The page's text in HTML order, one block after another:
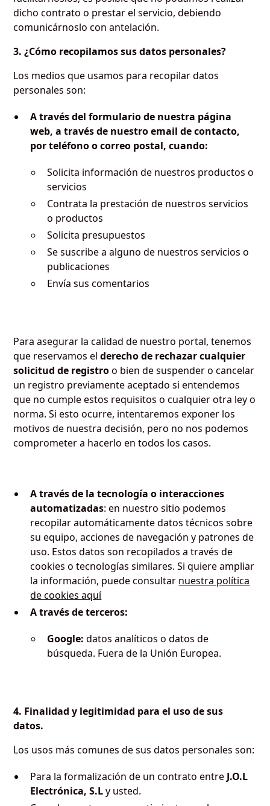
dicho contrato o prestar el servicio, debiendo
comunicárnoslo con antelación.
3. ¿Cómo recopilamos sus datos personales?
Los medios que usamos para recopilar datos
personales son:
A través del formulario de nuestra página
web, a través de nuestro email de contacto,
por teléfono o correo postal, cuando:
Solicita información de nuestros productos o
servicios
Contrata la prestación de nuestros servicios
o productos
Solicita presupuestos
Se suscribe a alguno de nuestros servicios o
publicaciones
Envía sus comentarios
Para asegurar la calidad de nuestro portal, tenemos
que reservamos elderecho de rechazar cualquier
solicitud de registroo bien de suspender o cancelar
un registro previamente aceptado si entendemos
que no cumple estos requisitos o cualquier otra ley o
norma. Si esto ocurre, intentaremos exponer los
motivos de nuestra decisión, pero no nos podemos
comprometer a hacerlo en todos los casos.
A través de la tecnología o interacciones
automatizadas: en nuestro sitio podemos
recopilar automáticamente datos técnicos sobre
su equipo, acciones de navegación y patrones de
uso. Estos datos son recopilados a través de
cookies o tecnologías similares. Si quiere ampliar
la información, puede consultar nuestra política
de cookies aquí
A través de terceros:
Google:datos analíticos o datos de
búsqueda. Fuera de la Unión Europea.
4. Finalidad y legitimidad para el uso de sus
datos.
Los usos más comunes de sus datos personales son:
Para la formalización de un contrato entre J.O.L
Electrónica, S.Ly usted.